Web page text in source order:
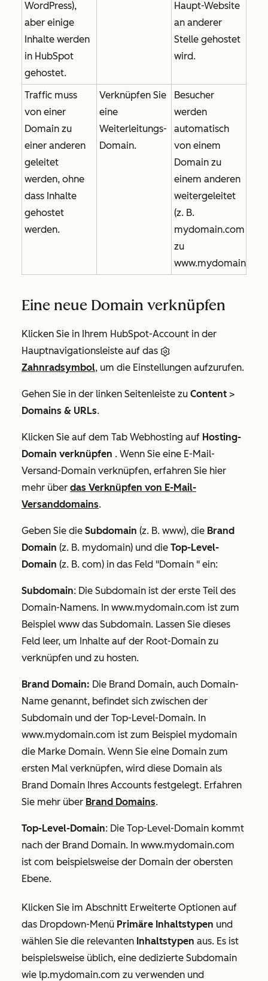
WordPress),
aber einige
Inhalte werden
in HubSpot
gehostet.
Haupt-Website
an anderer
Stelle gehostet
wird.
Traffic muss
von einer
Domain zu
einer anderen
geleitet
werden, ohne
dass Inhalte
gehostet
werden.
Verknüpfen Sie
eine
Weiterleitungs-
Domain.
Besucher
werden
automatisch
von einem
Domain zu
einem anderen
weitergeleitet
(z. B.
mydomain.com
zu
www.mydomain.com
Eine neue Domain verknüpfen
Klicken Sie in Ihrem HubSpot-Account in der
Hauptnavigationsleiste auf das
Zahnradsymbol, um die Einstellungen aufzurufen.
Gehen Sie in der linken Seitenleiste zu Content >
Domains & URLs.
Klicken Sie auf dem Tab Webhosting auf Hosting-
Domain verknüpfen . Wenn Sie eine E-Mail-
Versand-Domain verknüpfen, erfahren Sie hier
mehr über das Verknüpfen von E-Mail-
Versanddomains.
Geben Sie die Subdomain (z. B. www), die Brand
Domain (z. B. mydomain) und die Top-Level-
Domain (z. B. com) in das Feld "Domain " ein:
Subdomain: Die Subdomain ist der erste Teil des
Domain-Namens. In www.mydomain.com ist zum
Beispiel www das Subdomain. Lassen Sie dieses
Feld leer, um Inhalte auf der Root-Domain zu
verknüpfen und zu hosten.
Brand Domain: Die Brand Domain, auch Domain-
Name genannt, befindet sich zwischen der
Subdomain und der Top-Level-Domain. In
www.mydomain.com ist zum Beispiel mydomain
die Marke Domain. Wenn Sie eine Domain zum
ersten Mal verknüpfen, wird diese Domain als
Brand Domain Ihres Accounts festgelegt. Erfahren
Sie mehr über Brand Domains.
Top-Level-Domain: Die Top-Level-Domain kommt
nach der Brand Domain. In www.mydomain.com
ist com beispielsweise der Domain der obersten
Ebene.
Klicken Sie im Abschnitt Erweiterte Optionen auf
das Dropdown-Menü Primäre Inhaltstypen und
wählen Sie die relevanten Inhaltstypen aus. Es ist
beispielsweise üblich, eine dedizierte Subdomain
wie lp.mydomain.com zu verwenden und